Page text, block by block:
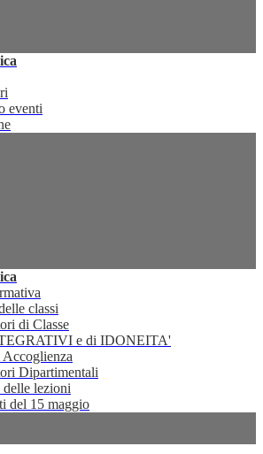
eventi
classi
di Classe
e di IDONEITA'
Dipartimentali
lezioni
del 15 maggio